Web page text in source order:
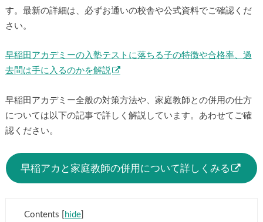
す。最新の詳細は、必ずお通いの校舎や公式資料でご確認くだ
さい。
早稲田アカデミーの入塾テストに落ちる子の特徴や合格率、過
去問は手に入るのかを解説
早稲田アカデミー全般の対策方法や、家庭教師との併用の仕方
については以下の記事で詳しく解説しています。あわせてご確
認ください。
早稲アカと家庭教師の併用について詳しくみる
Contents hide]